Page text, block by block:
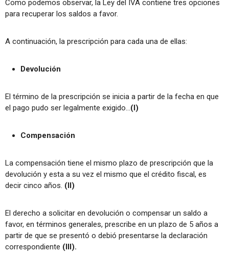
Como podemos observar, la Ley del IVA contiene tres opciones
para recuperar los saldos a favor.
A continuación, la prescripción para cada una de ellas:
Devolución
El término de la prescripción se inicia a partir de la fecha en que
el pago pudo ser legalmente exigido… (I)
Compensación
La compensación tiene el mismo plazo de prescripción que la
devolución y esta a su vez el mismo que el crédito fiscal, es
decir cinco años. (II)
El derecho a solicitar en devolución o compensar un saldo a
favor, en términos generales, prescribe en un plazo de 5 años a
partir de que se presentó o debió presentarse la declaración
correspondiente (III).